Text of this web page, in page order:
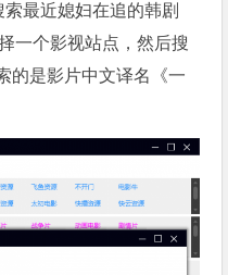
索最近媳妇在追的韩剧
一个影视站点，然后搜
的是影片中文译名《一